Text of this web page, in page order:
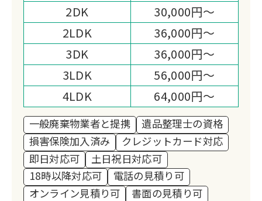
2DK
30,000円～
2LDK
36,000円～
3DK
36,000円～
3LDK
56,000円～
4LDK
64,000円～
一般廃棄物業者と提携
遺品整理士の資格
損害保険加入済み
クレジットカード対応
即日対応可
土日祝日対応可
18時以降対応可
電話の見積り可
オンライン見積り可
書面の見積り可